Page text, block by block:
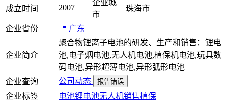
成立时间 2007
企业城
市
珠海市
企业省份 📍 广东
企业简介
聚合物锂离子电池的研发、生产和销售：锂电
池,电子烟电池,无人机电池,植保机电池,玩具数
码电池,异形超薄电池,异形弧形电池
企业查询
公司动态 报告错误
企业标签 电池锂电池无人机销售植保